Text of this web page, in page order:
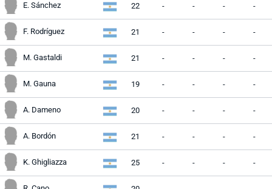
E. Sánchez 22 - - - -
F. Rodríguez 21 - - - -
M. Gastaldi 21 - - - -
M. Gauna 19 - - - -
A. Dameno 20 - - - -
A. Bordón 21 - - - -
K. Ghigliazza 25 - - - -